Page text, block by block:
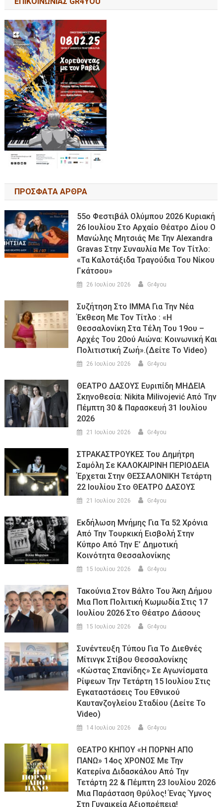
ΠΡΟΣΦΑΤΑ ΑΡΘΡΑ
55ο Φεστιβάλ Ολύμπου 2026 Κυριακή
26 Ιουλίου Στο Αρχαίο Θέατρο Δίου Ο
Μανώλης Μητσιάς Με Την Alexandra
Gravas Στην Συναυλία Με Τον Τίτλο:
«τα Καλοτάξιδα Τραγούδια Του Νίκου
Γκάτσου»
26 Ιουλίου 2026 Gr4you
Συζήτηση Στο ΙΜΜΑ Για Την Νέα
Έκθεση Με Τον Τίτλο : «Η
Θεσσαλονίκη Στα Τέλη Του 19ου –
Αρχές Του 20ού Αιώνα: Κοινωνική Και
Πολιτιστική Ζωή».(Δείτε Το Video)
26 Ιουλίου 2026 Gr4you
ΘΕΑΤΡΟ ΔΑΣΟΥΣ Ευριπίδη ΜΗΔΕΙΑ
Σκηνοθεσία: Nikita Milivojević Από Την
Πέμπτη 30 & Παρασκευή 31 Ιουλίου
2026
21 Ιουλίου 2026 Gr4you
ΣΤΡΑΚΑΣΤΡΟΥΚΕΣ Του Δημήτρη
Σαμόλη Σε ΚΑΛΟΚΑΙΡΙΝΗ ΠΕΡΙΟΔΕΙΑ
Έρχεται Στην ΘΕΣΣΑΛΟΝΙΚΗ Τετάρτη
22 Ιουλίου Στο ΘΕΑΤΡΟ ΔΑΣΟΥΣ
21 Ιουλίου 2026 Gr4you
Εκδήλωση Μνήμης Για Τα 52 Χρόνια
Από Την Τουρκική Εισβολή Στην
Κύπρο Από Την Ε’ Δημοτική
Κοινότητα Θεσσαλονίκης
15 Ιουλίου 2026 Gr4you
Τακούνια Στον Βάλτο Του Άκη Δήμου
Μια Ποπ Πολιτική Κωμωδία Στις 17
Ιουλίου 2026 Στο Θέατρο Δάσους
15 Ιουλίου 2026 Gr4you
Συνέντευξη Τύπου Για Το Διεθνές
Μίτινγκ Στίβου Θεσσαλονίκης
«Κώστας Σπανίδης» Σε Αγωνίσματα
Ρίψεων Την Τετάρτη 15 Ιουλίου Στις
Εγκαταστάσεις Του Εθνικού
Καυτανζογλείου Σταδίου (Δείτε Το
Video)
14 Ιουλίου 2026 Gr4you
ΘΕΑΤΡΟ ΚΗΠΟΥ «Η ΠΟΡΝΗ ΑΠΟ
ΠΑΝΩ» 14ος ΧΡΟΝΟΣ Με Την
Κατερίνα Διδασκάλου Από Την
Τετάρτη 22 & Πέμπτη 23 Ιουλίου 2026
Μια Παράσταση Θρύλος! Ένας Ύμνος
Στη Γυναικεία Αξιοπρέπεια!